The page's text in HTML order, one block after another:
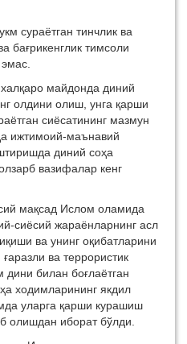
сураётган тинчлик ва
бағрикенглик тимсоли
майдонда диний
олдини олиш, унга қарши
сиёсатининг мазмун
ижтимоий-маънавий
диний соҳа
вазифалар кенг
мақсад Ислом оламида
сиёсий жараёнларнинг асл
ва унинг оқибатларини
ва террористик
билан боғлаётган
ходимларининг якдил
уларга қарши курашиш
олишдан иборат бўлди.